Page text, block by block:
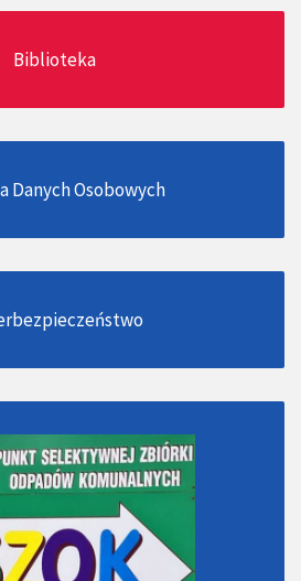
Biblioteka
Danych Osobowych